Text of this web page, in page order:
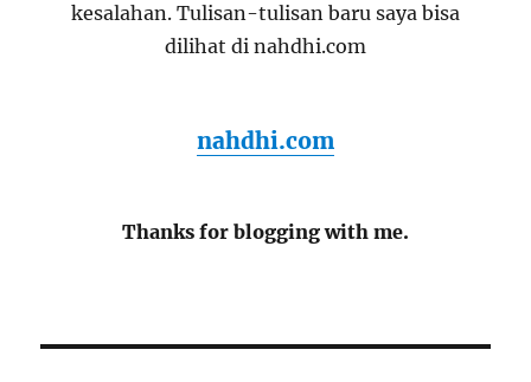
kesalahan. Tulisan-tulisan baru saya bisa
dilihat di nahdhi.com
nahdhi.com
Thanks for blogging with me.